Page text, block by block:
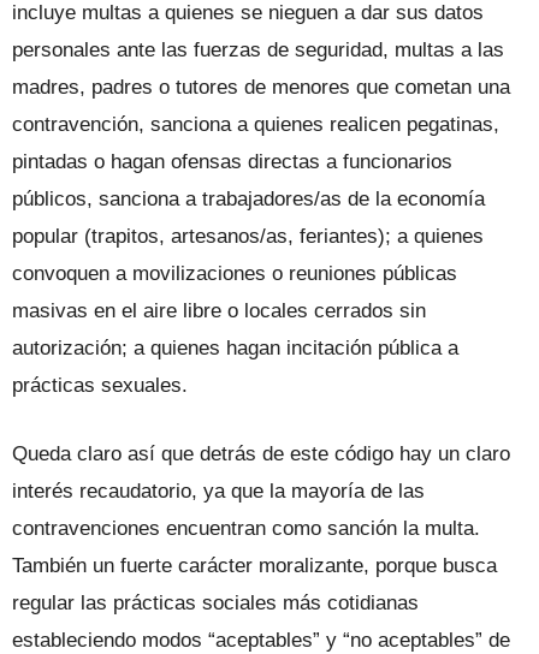
incluye multas a quienes se nieguen a dar sus datos
personales ante las fuerzas de seguridad, multas a las
madres, padres o tutores de menores que cometan una
contravención, sanciona a quienes realicen pegatinas,
pintadas o hagan ofensas directas a funcionarios
públicos, sanciona a trabajadores/as de la economía
popular (trapitos, artesanos/as, feriantes); a quienes
convoquen a movilizaciones o reuniones públicas
masivas en el aire libre o locales cerrados sin
autorización; a quienes hagan incitación pública a
prácticas sexuales.
Queda claro así que detrás de este código hay un claro
interés recaudatorio, ya que la mayoría de las
contravenciones encuentran como sanción la multa.
También un fuerte carácter moralizante, porque busca
regular las prácticas sociales más cotidianas
estableciendo modos “aceptables” y “no aceptables” de